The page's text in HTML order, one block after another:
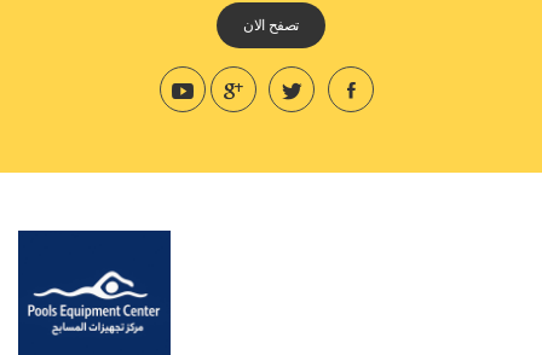
تصفح الان